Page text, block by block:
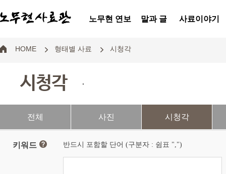
노무현 연보 말과 글 사료이야기
HOME 형태별 사료 시청각
시청각 .
전체 사진 시청각
키워드 반드시 포함할 단어 (구분자 : 쉼표 ",")